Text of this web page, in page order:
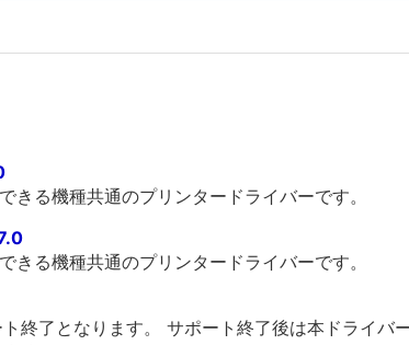
きる機種共通のプリンタードライバーです。
きる機種共通のプリンタードライバーです。
終了となります。 サポート終了後は本ドライバ